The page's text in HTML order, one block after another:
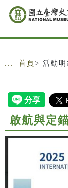
跳到主要內容
網站導覽
::: 首頁 > 活動明
啟航與定